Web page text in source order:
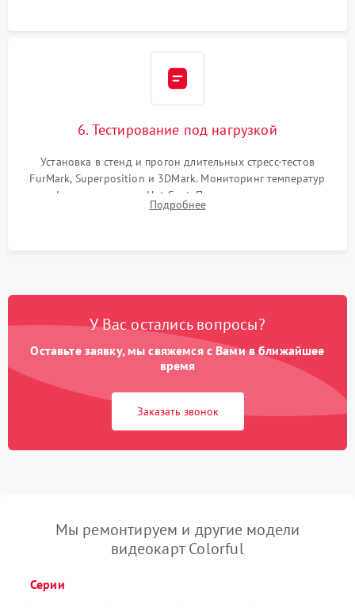
6. Тестирование под нагрузкой
Установка в стенд и прогон длительных стресс-тестов
FurMark, Superposition и 3DMark. Мониторинг температур
графического чипа и Hot Spot. Проверка на отсутствие
артефактов изображения, вылетов драйвера и зависаний.
Подробнее
У Вас остались вопросы?
Оставьте заявку, мы свяжемся с Вами в ближайшее
время
Заказать звонок
Мы ремонтируем и другие модели
видеокарт Colorful
Серии